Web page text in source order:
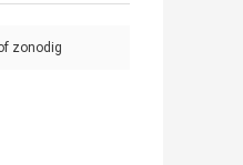
zonodig